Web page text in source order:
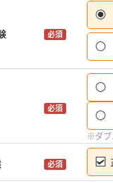
必須
必須
※ダブ
必須